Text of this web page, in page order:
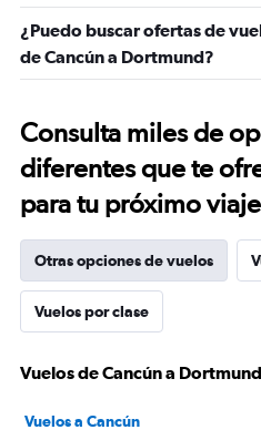
¿Puedo buscar ofertas de
de Cancún a Dortmund?
Consulta miles de
diferentes que te
para tu próximo viaje
Otras opciones de vuelos
Vuelos por clase
Vuelos de Cancún a Dortmund
Vuelos a Cancún